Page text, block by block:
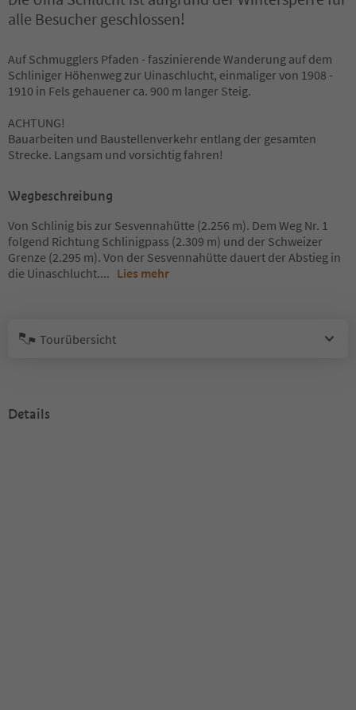
alle Besucher geschlossen!
Auf Schmugglers Pfaden - faszinierende Wanderung auf dem
Schliniger Höhenweg zur Uinaschlucht, einmaliger von 1908 -
1910 in Fels gehauener ca. 900 m langer Steig.
ACHTUNG!
Bauarbeiten und Baustellenverkehr entlang der gesamten
Strecke. Langsam und vorsichtig fahren!
Wegbeschreibung
Von Schlinig bis zur Sesvennahütte (2.256 m). Dem Weg Nr. 1
folgend Richtung Schlinigpass (2.309 m) und der Schweizer
Grenze (2.295 m). Von der Sesvennahütte dauert der Abstieg in
die Uinaschlucht.... Lies mehr
Tourübersicht
Details